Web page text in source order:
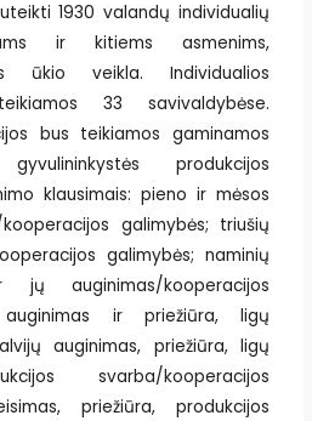
1930 valandų individualių
ir kitiems asmenims,
ūkio veikla. Individualios
33 savivaldybėse.
bus teikiamos gaminamos
produkcijos
klausimais: pieno ir mėsos
galimybės; triušių
galimybės; naminių
auginimas/kooperacijos
ir priežiūra, ligų
auginimas, priežiūra, ligų
svarba/kooperacijos
priežiūra, produkcijos